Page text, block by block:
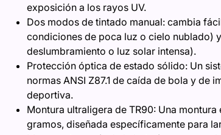
exposición a los rayos UV.
Dos modos de tintado manual: cambia
condiciones de poca luz o cielo nublado)
deslumbramiento o luz solar intensa).
Protección óptica de estado sólido: Un
normas ANSI Z87.1 de caída de bola y
deportiva.
Montura ultraligera de TR90: Una
gramos, diseñada específicamente para